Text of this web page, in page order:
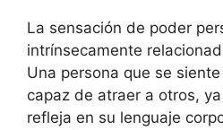
La sensación de poder
intrínsecamente
Una persona que se
capaz de atraer a otros,
refleja en su lenguaje